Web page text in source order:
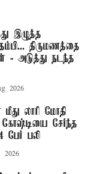
இழுத்த
திருமணத்தை
- அடுத்து நடந்த
2026
லாரி மோதி
கோஷ்டியை சேர்ந்த
பேர் பலி
2026